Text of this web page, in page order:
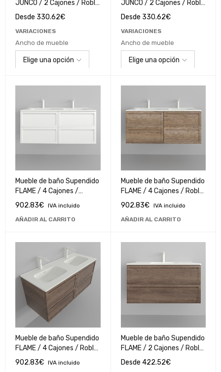
JUNCO / 2 Cajones / Roble
Cartagena
Desde 330.62€
VARIACIONES
Ancho de mueble
JUNCO / 2 Cajones / Roble
Nogal
Desde 330.62€
VARIACIONES
Ancho de mueble
Mueble de baño Supendido
FLAME / 4 Cajones /
Blanco Polilaminado
902.83€ IVA incluido
AÑADIR AL CARRITO
Mueble de baño Supendido
FLAME / 4 Cajones / Roble
Alba
902.83€
IVA incluido
AÑADIR AL CARRITO
Mueble de baño Supendido
FLAME / 4 Cajones / Roble
Romance
902.83€ IVA incluido
Mueble de baño Supendido
FLAME / 2 Cajones / Roble
Romance
Desde 422.52€